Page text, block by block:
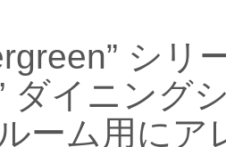
シリ
ダイニング
ーム用に